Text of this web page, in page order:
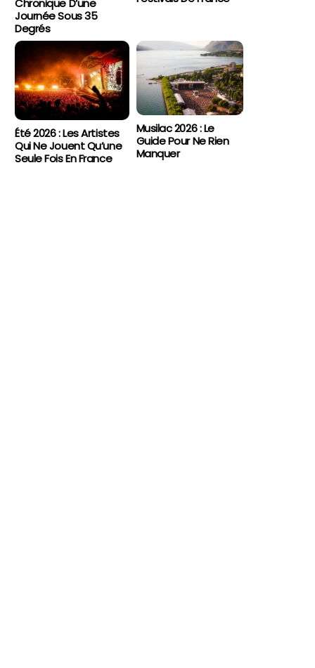
Chronique D’une
Journée Sous 35
Degrés
Été 2026 : Les Artistes
Qui Ne Jouent Qu’une
Seule Fois En France
Musilac 2026 : Le
Guide Pour Ne Rien
Manquer